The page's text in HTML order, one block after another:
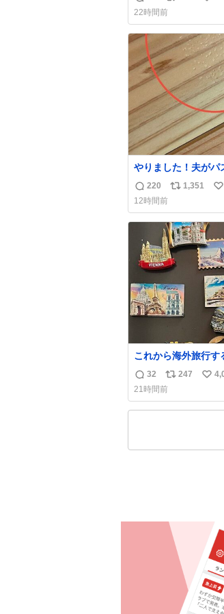
け呼んで下さい😰
てて金銭負担も無いんです
と、壊さなくていい
ら 実際、外装ダメ
レーキホースも傷
返
信
数
リ
ポ
ス
ト
数
い
ね
数
22時間前
やりました！夫がパ
ぼこしました！よか
ぼこぼこ自分じゃな
でもいけます！！！✌️
床を採用しようとし
杉床は乾燥パスタに
わやわです。
返
信
数
220
リ
ス
ト
数
1,351
い
ね
数
12時間前
これから海外旅行す
都市を象徴する マ
僕は交換留学してた
ど、旅行先で必ずマ
の冷蔵庫に貼ってる。 交換留学が終わ
返
信
数
32
リ
ポ
ス
247
い
ね
21時間前